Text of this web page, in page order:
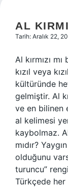
AL
Tarih: Aralık 22,
Al kırmızı
kızıl veya
kültüründe
gelmiştir. Al
ve en bilinen
al kelimesi
kaybolmaz. Al
mıdır?
olduğunu
turuncu”
Türkçede her